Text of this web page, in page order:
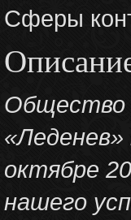
Сферы
Общество
«Леденев»
октябре
нашего